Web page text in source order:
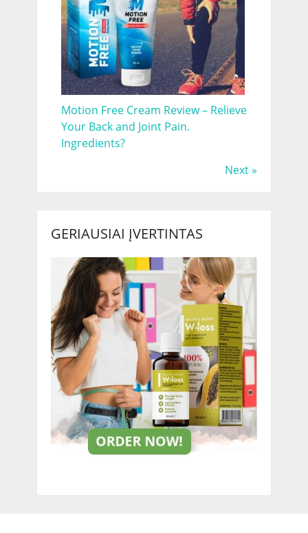
Motion Free Cream Review – Relieve
Your Back and Joint Pain.
Ingredients?
Next »
GERIAUSIAI ĮVERTINTAS